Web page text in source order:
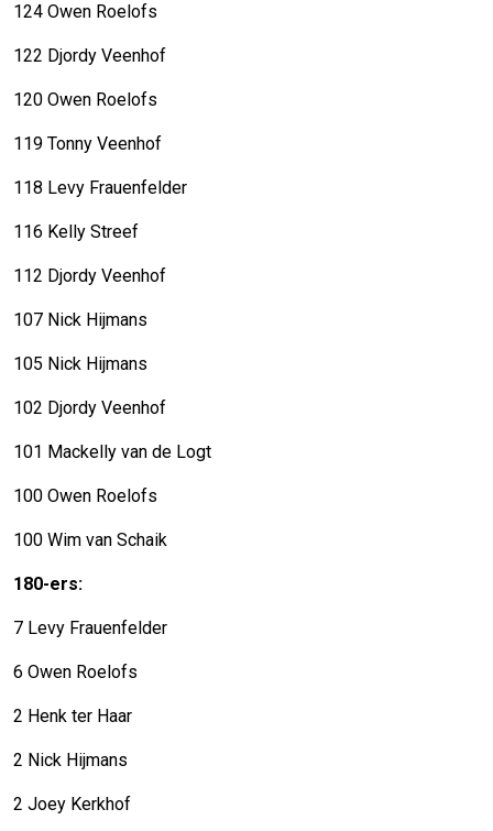
124 Owen Roelofs
122 Djordy Veenhof
120 Owen Roelofs
119 Tonny Veenhof
118 Levy Frauenfelder
116 Kelly Streef
112 Djordy Veenhof
107 Nick Hijmans
105 Nick Hijmans
102 Djordy Veenhof
101 Mackelly van de Logt
100 Owen Roelofs
100 Wim van Schaik
180-ers:
7 Levy Frauenfelder
6 Owen Roelofs
2 Henk ter Haar
2 Nick Hijmans
2 Joey Kerkhof